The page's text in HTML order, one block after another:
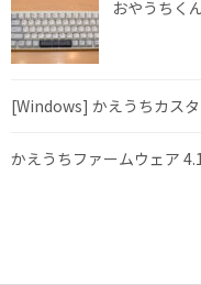
おやうちく
[Windows] かえうちカス
かえうちファームウェア